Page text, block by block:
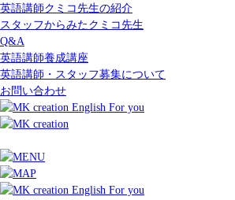
英語講師クミコ先生の紹介
スタッフからみたクミコ先生
Q&A
英語講師養成講座
英語講師・スタッフ募集について
お問い合わせ